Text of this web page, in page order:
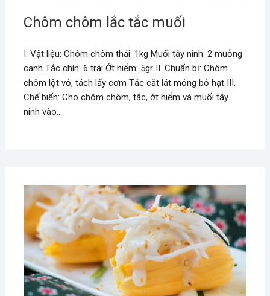
Chôm chôm lắc tắc muối
I. Vật liệu: Chôm chôm thái: 1kg Muối tây ninh: 2 muỗng
canh Tắc chín: 6 trái Ớt hiểm: 5gr II. Chuẩn bị: Chôm
chôm lột vỏ, tách lấy cơm Tắc cắt lát mỏng bỏ hạt III.
Chế biến: Cho chôm chôm, tắc, ớt hiểm và muối tây
ninh vào…